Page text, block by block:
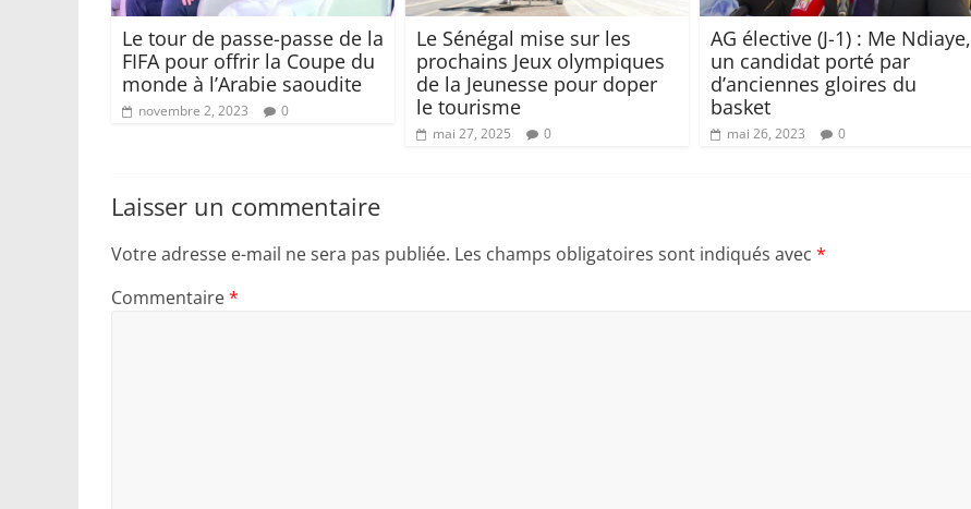
Le tour de passe-passe de la
FIFA pour offrir la Coupe du
monde à l’Arabie saoudite
novembre 2, 2023 0
Le Sénégal mise sur les
prochains Jeux olympiques
de la Jeunesse pour doper
le tourisme
mai 27, 2025 0
AG élective (J-1) : Me Ndiaye,
un candidat porté par
d’anciennes gloires du
basket
mai 26, 2023 0
Laisser un commentaire
Votre adresse e-mail ne sera pas publiée. Les champs obligatoires sont indiqués avec *
Commentaire*